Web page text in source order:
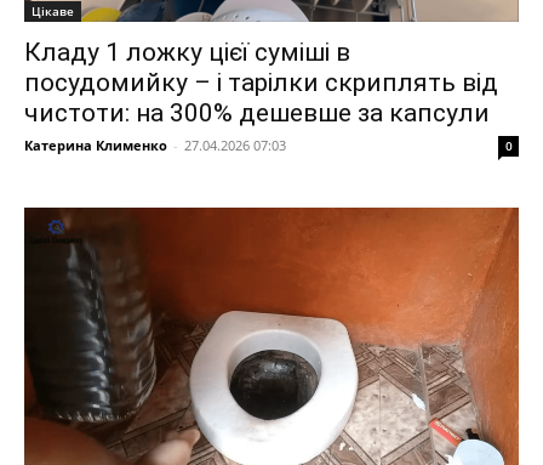
Цікаве
Кладу 1 ложку цієї суміші в
посудомийку – і тарілки скриплять від
чистоти: на 300% дешевше за капсули
Катерина Клименко - 27.04.2026 07:03 0